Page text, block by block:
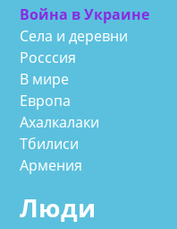
Война в Украине
Села и деревни
Росссия
В мире
Европа
Ахалкалаки
Тбилиси
Армения
Люди